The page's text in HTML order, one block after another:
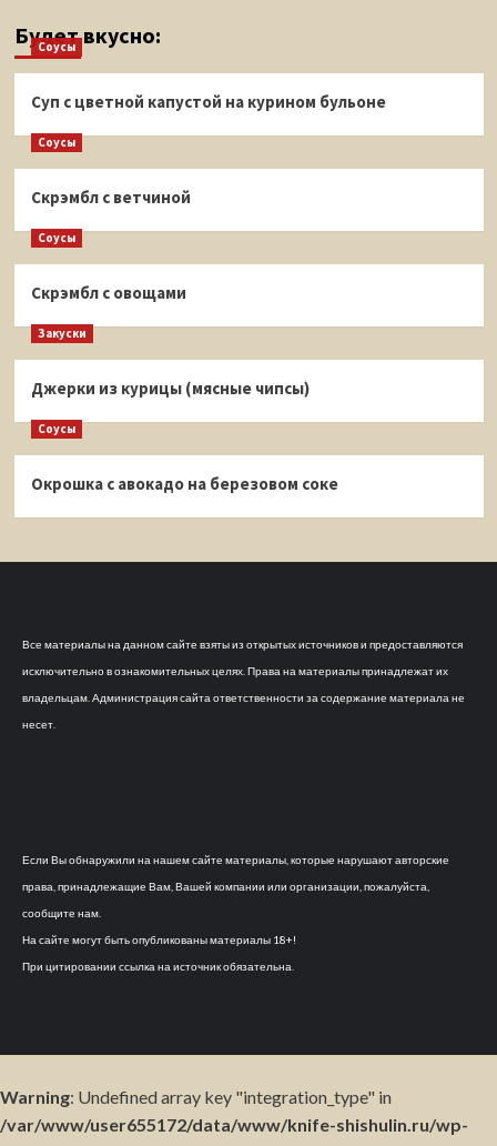
Будет вкусно:
Соусы
Суп с цветной капустой на курином бульоне
Соусы
Скрэмбл с ветчиной
Соусы
Скрэмбл с овощами
Закуски
Джерки из курицы (мясные чипсы)
Соусы
Окрошка с авокадо на березовом соке
Все материалы на данном сайте взяты из открытых источников и предоставляются
исключительно в ознакомительных целях. Права на материалы принадлежат их
владельцам. Администрация сайта ответственности за содержание материала не
несет.
Если Вы обнаружили на нашем сайте материалы, которые нарушают авторские
права, принадлежащие Вам, Вашей компании или организации, пожалуйста,
сообщите нам.
На сайте могут быть опубликованы материалы 18+!
При цитировании ссылка на источник обязательна.
Warning: Undefined array key "integration_type" in
/var/www/user655172/data/www/knife-shishulin.ru/wp-